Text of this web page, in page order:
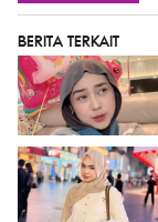
BERITA TERKAIT